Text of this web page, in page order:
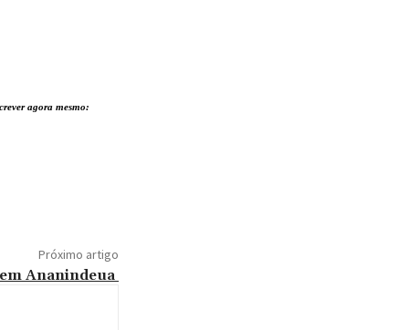
agora mesmo:
Próximo artigo
Ananindeua